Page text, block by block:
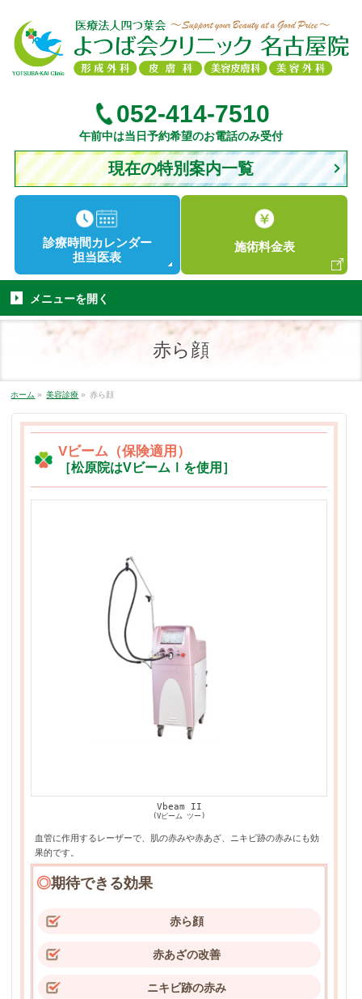
052-414-7510
午前中は当日予約希望のお電話のみ受付
現在の特別案内一覧
診療時間 カレンダー
担当医表
施術料金表
メニューを開く
赤ら顔
ホーム » 美容診療 » 赤ら顔
Vビーム（保険適用）
［松原院はVビームⅠを使用］
Vbeam II
(Vビーム ツー)
血管に作用するレーザーで、肌の赤みや赤あざ、ニキビ跡の赤みにも効
果的です。
◎期待できる効果
赤ら顔
赤あざの改善
ニキビ跡の赤み